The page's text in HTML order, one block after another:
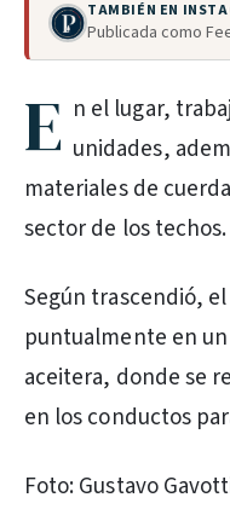
TAMBIÉN EN
Publicada como
E n el lugar,
unidades,
materiales de
sector de los techos.
Según trascendió,
puntualmente en
aceitera, donde se
en los conductos
Foto: Gustavo